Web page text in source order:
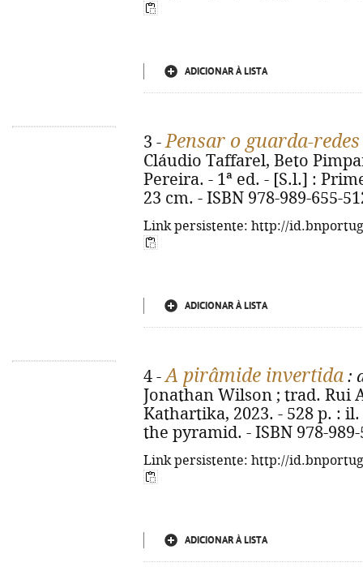
ADICIONAR À LISTA
3 -Pensar o guarda-redes
Cláudio Taffarel, Beto
Pereira. - 1ª ed. - [S.l.] :
23 cm. - ISBN 978-989-655-
Link persistente: http://
ADICIONAR À LISTA
4 -A pirâmide invertida :
Jonathan Wilson ; trad. Rui
Kathartika, 2023. - 528 p. :
the pyramid. - ISBN 978-989-
Link persistente: http://
ADICIONAR À LISTA